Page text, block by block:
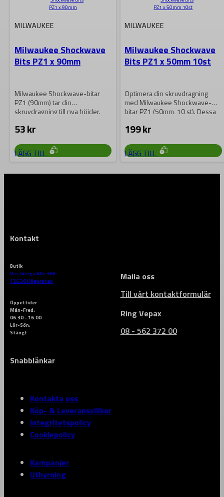
MILWAUKEE
Milwaukee Shockwave
Bits PZ1 x 90mm
Milwaukee Shockwave-bitar
PZ1 (90mm) tar din
skruvdragning till nya höjder.
och lång…
53kr
LÄGG TILL
MILWAUKEE
Milwaukee Shockwave
Bits PZ1 x 50mm 10st
Optimera din skruvdragning
med Milwaukee Shockwave-
bitar PZ1 (50mm, 10 st). Dessa
överlägsen…
199kr
LÄGG TILL
Kontakt
Butik
Västberga Allé 36B
126 30 Hägersten
Maila oss
Till vårt kontaktformulär
Öppettider
Mån-Fred:
06.30 - 16.00
Lör-Sön:
Stängt
Ring Vepax
08 - 562 372 00
Snabblänkar
Kontakta oss
Köp- & Leveransvillkor
Integritetspolicy
Cookiepolicy
Kampanjer
Uthyrning